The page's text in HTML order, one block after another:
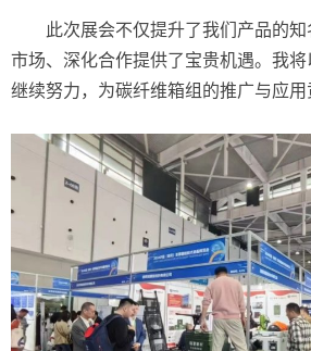
此次展会不仅提升了我们产品的
市场、深化合作提供了宝贵机遇。我将
继续努力，为碳纤维箱组的推广与应用